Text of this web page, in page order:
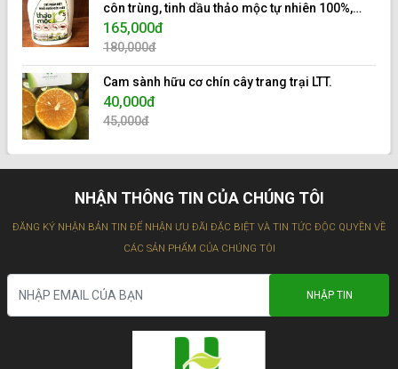
côn trùng, tinh dầu thảo mộc tự nhiên 100%,
hiệu 10s.
165,000đ
180,000đ
Cam sành hữu cơ chín cây trang trại LTT.
40,000đ
45,000đ
NHẬN THÔNG TIN CỦA CHÚNG TÔI
ĐĂNG KÝ NHẬN BẢN TIN ĐỂ NHẬN ƯU ĐÃI ĐẶC BIỆT VÀ TIN TỨC ĐỘC QUYỀN VỀ
CÁC SẢN PHẨM CỦA CHÚNG TÔI